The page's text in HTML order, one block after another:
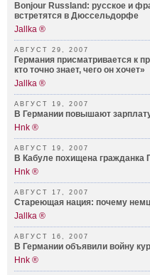
Bonjour Russland: русское и
встретятся в Дюссельдорфе
Jallka ®
АВГУСТ 29, 2007
Германия присматривается к
кто точно знает, чего он хочет»
Jallka ®
АВГУСТ 19, 2007
В Германии повышают
Hnk ®
АВГУСТ 19, 2007
В Кабуле похищена гражданка
Hnk ®
АВГУСТ 17, 2007
Стареющая нация: почему
Jallka ®
АВГУСТ 16, 2007
В Германии объявили войну
Hnk ®